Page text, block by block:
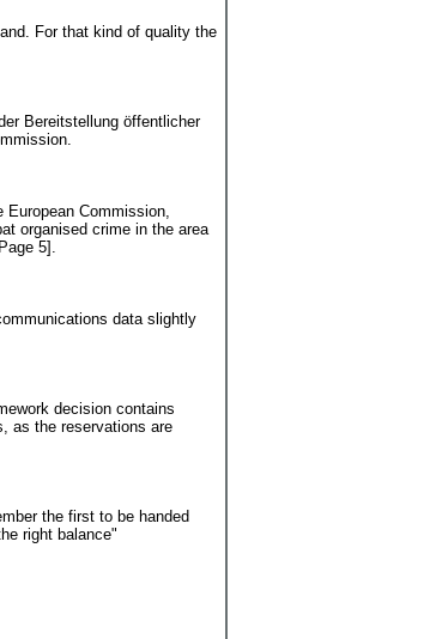
For that kind of quality the
Bereitstellung öffentlicher
Commission,
organised crime in the area
5].
data slightly
decision contains
as the reservations are
the first to be handed
right balance"